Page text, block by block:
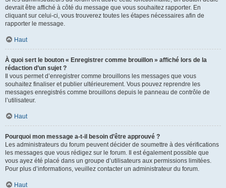
devrait être affiché à côté du message que vous souhaitez rapporter. En
cliquant sur celui-ci, vous trouverez toutes les étapes nécessaires afin de
rapporter le message.
Haut
À quoi sert le bouton « Enregistrer comme brouillon » affiché lors de la
rédaction d’un sujet ?
Il vous permet d’enregistrer comme brouillons les messages que vous
souhaitez finaliser et publier ultérieurement. Vous pouvez reprendre les
messages enregistrés comme brouillons depuis le panneau de contrôle de
l’utilisateur.
Haut
Pourquoi mon message a-t-il besoin d’être approuvé ?
Les administrateurs du forum peuvent décider de soumettre à des vérifications
les messages que vous rédigez sur le forum. Il est également possible que
vous ayez été placé dans un groupe d’utilisateurs aux permissions limitées.
Pour plus d’informations, veuillez contacter un administrateur du forum.
Haut